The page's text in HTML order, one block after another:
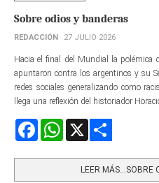
Sobre odios y banderas
REDACCIÓN 27 JULIO 2026
Hacia el final del Mundial la polémica
apuntaron contra los argentinos y su
redes sociales generalizando como
llega una reflexión del historiador
FacebookWhatsApp
LEER MÁS…SOBRE